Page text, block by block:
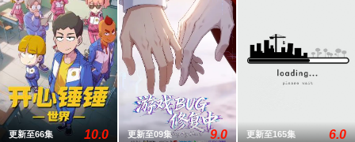
更新至66集 10.0 更新至09集 9.0 更新至165集 6.0